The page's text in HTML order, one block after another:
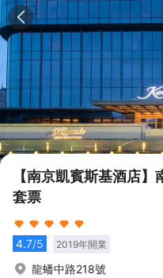
【南京凱賓斯基酒店
套票
4.7/5 2019年開業
龍蟠中路218號